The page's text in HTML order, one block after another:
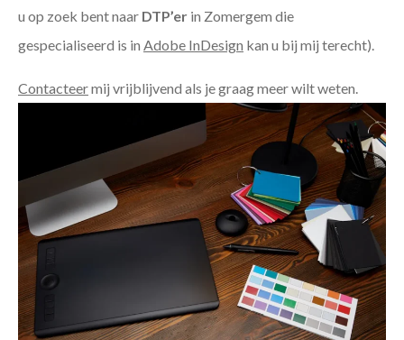
u op zoek bent naar DTP’er in Zomergem die
gespecialiseerd is in Adobe InDesign kan u bij mij terecht).
Contacteermij vrijblijvend als je graag meer wilt weten.